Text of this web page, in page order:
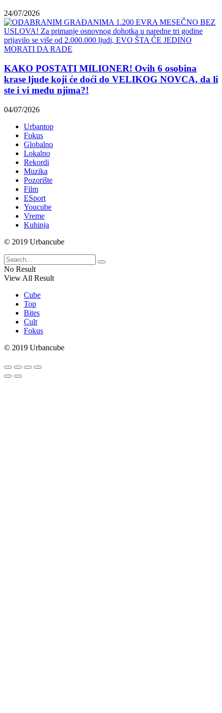
24/07/2026
KAKO POSTATI MILIONER! Ovih 6 osobina
krase ljude koji će doći do VELIKOG NOVCA, da li
ste i vi među njima?!
04/07/2026
Urbantop
Fokus
Globalno
Lokalno
Rekordi
Muzika
Pozorište
Film
ESport
Youcube
Vreme
Kuhinja
© 2019 Urbancube
No Result
View All Result
Cube
Top
Bites
Cult
Fokus
© 2019 Urbancube